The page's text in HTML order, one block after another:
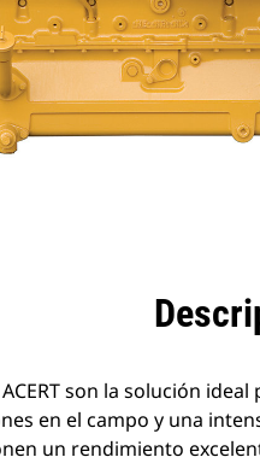
son la solución
en el campo y una
un rendimiento